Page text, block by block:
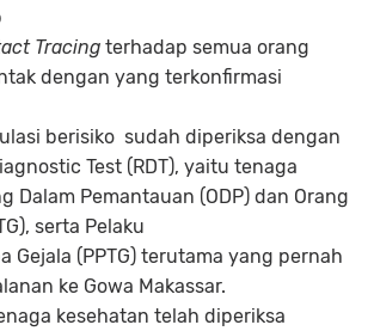
Tracing terhadap semua orang
dengan yang terkonfirmasi
berisiko sudah diperiksa dengan
Test (RDT), yaitu tenaga
Dalam Pemantauan (ODP) dan Orang
serta Pelaku
Gejala (PPTG) terutama yang pernah
ke Gowa Makassar.
kesehatan telah diperiksa